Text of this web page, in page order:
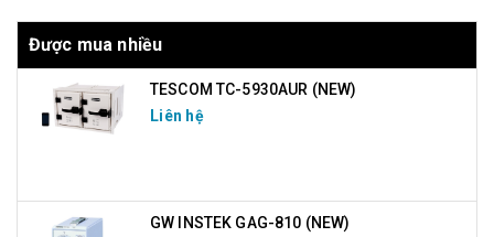
Được mua nhiều
TESCOM TC-5930AUR (NEW)
Liên hệ
GW INSTEK GAG-810 (NEW)